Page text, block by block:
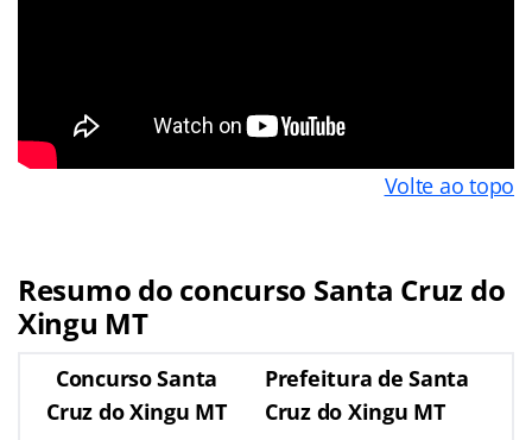
Volte ao topo
Resumo do concurso Santa Cruz do
Xingu MT
Concurso Santa
Cruz do Xingu MT
Prefeitura de Santa
Cruz do Xingu MT